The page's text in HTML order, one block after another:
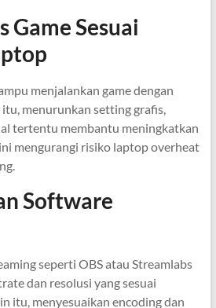
Game Sesuai
menjalankan game dengan
itu, menurunkan setting grafis,
tertentu membantu meningkatkan
mengurangi risiko laptop overheat
Software
seperti OBS atau Streamlabs
dan resolusi yang sesuai
itu, menyesuaikan encoding dan